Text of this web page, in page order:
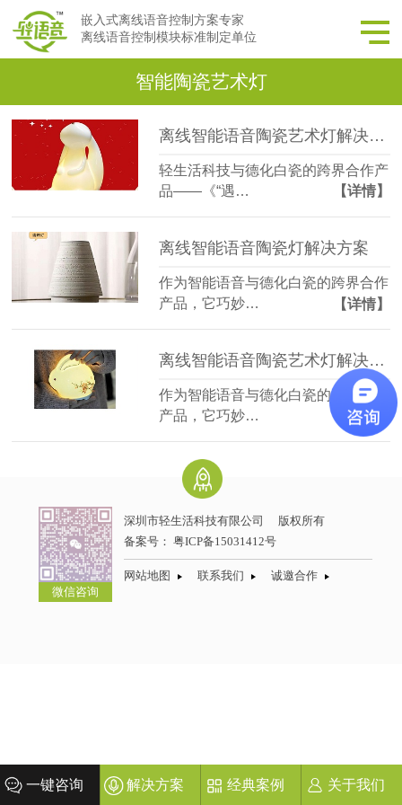
嵌入式离线语音控制方案专家
离线语音控制模块标准制定单位
智能陶瓷艺术灯
离线智能语音陶瓷艺术灯解决方案
轻生活科技与德化白瓷的跨界合作产
品——《“遇…
【详情】
离线智能语音陶瓷灯解决方案
作为智能语音与德化白瓷的跨界合作
产品，它巧妙…
【详情】
离线智能语音陶瓷艺术灯解决方案之二
作为智能语音与德化白瓷的跨界合作
产品，它巧妙…
【详情】
微信咨询
深圳市轻生活科技有限公司
版权所有
备案号：粤ICP备15031412号
网站地图 联系我们 诚邀合作
一键咨询 解决方案 经典案例 关于我们